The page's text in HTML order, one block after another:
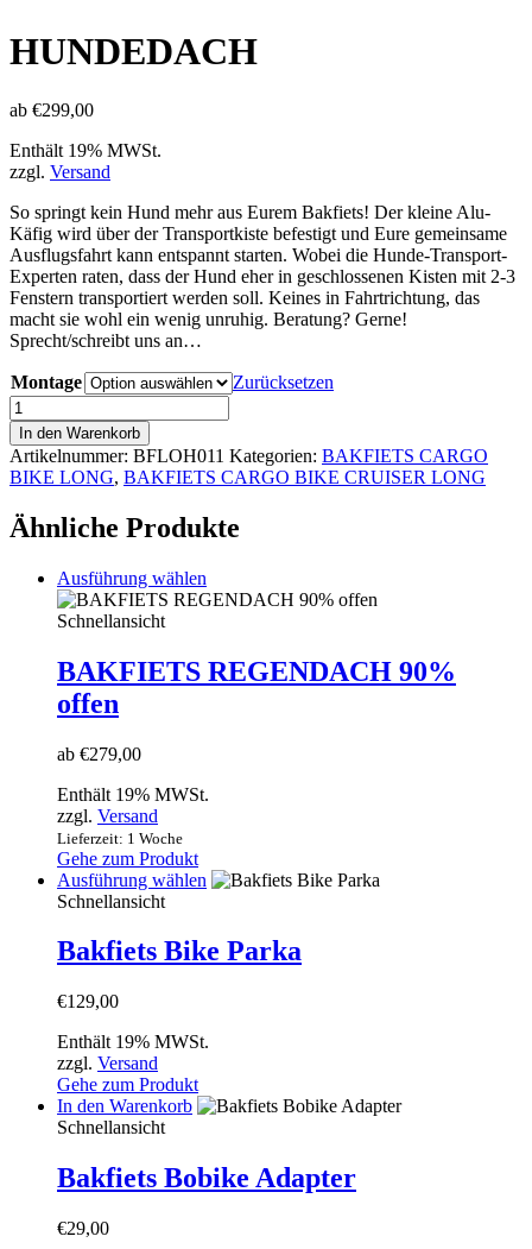
HUNDEDACH
ab €299,00
Enthält 19% MWSt.
zzgl. Versand
So springt kein Hund mehr aus Eurem Bakfiets! Der kleine Alu-
Käfig wird über der Transportkiste befestigt und Eure gemeinsame
Ausflugsfahrt kann entspannt starten. Wobei die Hunde-Transport-
Experten raten, dass der Hund eher in geschlossenen Kisten mit 2-3
Fenstern transportiert werden soll. Keines in Fahrtrichtung, das
macht sie wohl ein wenig unruhig. Beratung? Gerne!
Sprecht/schreibt uns an…
Montage
Zurücksetzen
HUNDEDACH
Menge
In den Warenkorb
Artikelnummer: BFLOH011 Kategorien: BAKFIETS CARGO
BIKE LONG, BAKFIETS CARGO BIKE CRUISER LONG
Ähnliche Produkte
Ausführung wählen
Produkt
Varianten
auf.
Schnellansicht
BAKFIETS REGENDACH 90%
offen
ab €279,00
Enthält 19% MWSt.
zzgl. Versand
Lieferzeit: 1 Woche
Gehe zum Produkt
Ausführung wählen Dieses
mehrere
Varianten
der
Produktseite
Schnellansicht
Bakfiets Bike Parka
€129,00
Enthält 19% MWSt.
zzgl. Versand
Gehe zum Produkt
In den Warenkorb
Schnellansicht
Bakfiets Bobike Adapter
€29,00